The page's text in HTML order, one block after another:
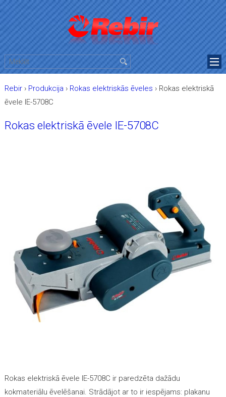
Rebir› Produkcija › Rokas elektriskās ēveles › Rokas elektriskā
ēvele IE-5708C
Rokas elektriskā ēvele IE-5708C
Rokas elektriskā ēvele IE-5708C ir paredzēta dažādu
kokmateriālu ēvelēšanai. Strādājot ar to ir iespējams: plakanu